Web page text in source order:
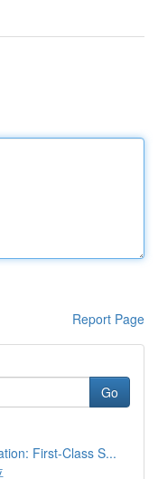
Report Page
Go
First-Class S...